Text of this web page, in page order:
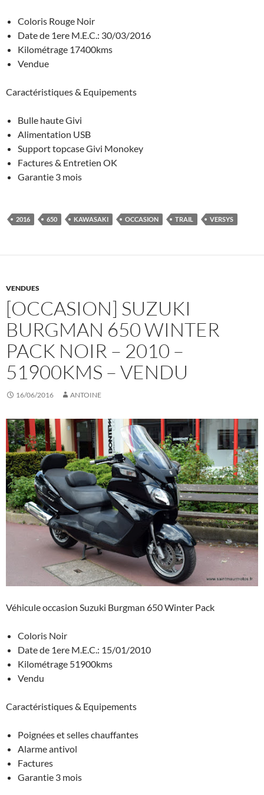
Coloris Rouge Noir
Date de 1ere M.E.C.: 30/03/2016
Kilométrage 17400kms
Vendue
Caractéristiques & Equipements
Bulle haute Givi
Alimentation USB
Support topcase Givi Monokey
Factures & Entretien OK
Garantie 3 mois
2016 650 KAWASAKI OCCASION TRAIL VERSYS
VENDUES
[OCCASION] SUZUKI
BURGMAN 650 WINTER
PACK NOIR – 2010 –
51900KMS – VENDU
16/06/2016 ANTOINE
Véhicule occasion Suzuki Burgman 650 Winter Pack
Coloris Noir
Date de 1ere M.E.C.: 15/01/2010
Kilométrage 51900kms
Vendu
Caractéristiques & Equipements
Poignées et selles chauffantes
Alarme antivol
Factures
Garantie 3 mois